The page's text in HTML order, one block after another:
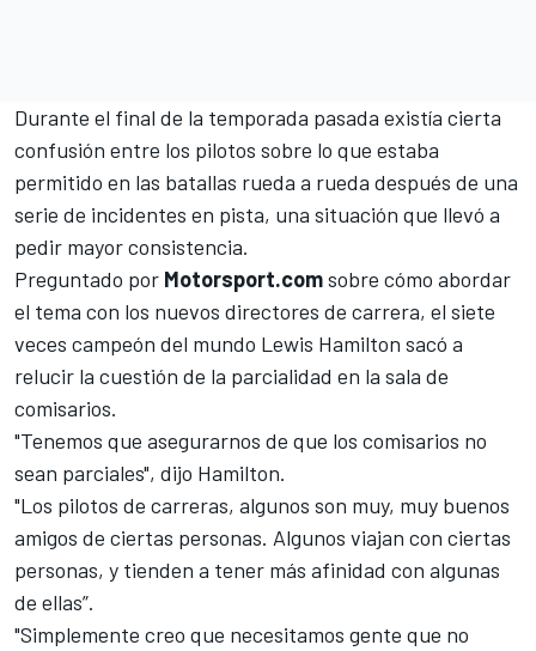
Durante el final de la temporada pasada existía cierta
confusión entre los pilotos sobre lo que estaba
permitido en las batallas rueda a rueda después de una
serie de incidentes en pista, una situación que llevó a
pedir mayor consistencia.
Preguntado por Motorsport.comsobre cómo abordar
el tema con los nuevos directores de carrera, el siete
veces campeón del mundo Lewis Hamilton sacó a
relucir la cuestión de la parcialidad en la sala de
comisarios.
"Tenemos que asegurarnos de que los comisarios no
sean parciales", dijo Hamilton.
"Los pilotos de carreras, algunos son muy, muy buenos
amigos de ciertas personas. Algunos viajan con ciertas
personas, y tienden a tener más afinidad con algunas
de ellas”.
"Simplemente creo que necesitamos gente que no